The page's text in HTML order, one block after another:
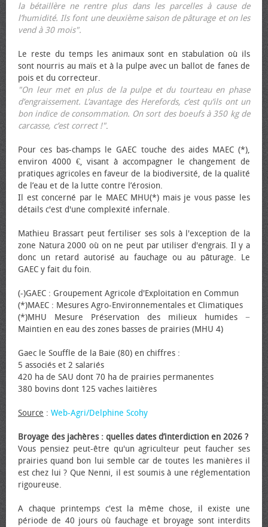
la bétaillère ne rentre plus dans les parcelles à cause de
l’humidité. Ils font une deuxième saison de pâturage et on les
vend à 30 mois".
Le reste du temps les animaux sont en stabulation où ils
sont nourris au maïs et à la pulpe avec un ballot de fanes de
pois et du correcteur.
"On leur met en plus de la pulpe et du tourteau en phase
d’engraissement. L’avantage des Herefords, c’est qu’ils ont un
bon indice de consommation. On sort des bœufs à 350 kg de
carcasse, c’est correct !".
Pour ces bas-champs le GAEC touche des aides MAEC (*),
environ 4000 €, visant à accompagner le changement de
pratiques agricoles en faveur de la biodiversité, de la qualité
de l’eau et de la lutte contre l’érosion.
Il est concerné par le MAEC MHU(*) mais je vous passe les
détails c'est d'une complexité infernale.
Mathieu Brassart peut fertiliser ses sols à l'exception de la
zone Natura 2000 où on ne peut par utiliser d'engrais. Il y a
donc un retard autorisé au fauchage ou au pâturage. Le
GAEC y fait du foin.
(-)GAEC : Groupement Agricole d'Exploitation en Commun
(*)MAEC : Mesures Agro-Environnementales et Climatiques
(*)MHU Mesure Préservation des milieux humides −
Maintien en eau des zones basses de prairies (MHU 4)
Gaec le Souffle de la Baie (80) en chiffres :
5 associés et 2 salariés
420 ha de SAU dont 70 ha de prairies permanentes
380 bovins dont 125 vaches laitières
Source : Web-Agri/Delphine Scohy
Broyage des jachères : quelles dates d’interdiction en 2026 ?
Vous pensiez peut-être qu'un agriculteur peut faucher ses
prairies quand bon lui semble car de toutes les manières il
est chez lui ? Que Nenni, il est soumis à une réglementation
rigoureuse.
A chaque printemps c'est la même chose, il existe une
période de 40 jours où fauchage et broyage sont interdits